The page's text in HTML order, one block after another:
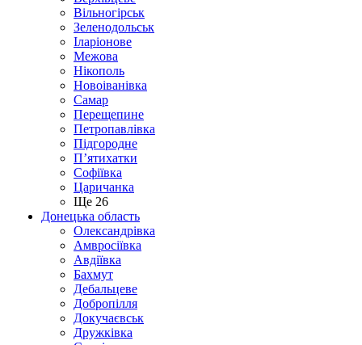
Вільногірськ
Зеленодольськ
Іларіонове
Межова
Нікополь
Новоіванівка
Самар
Перещепине
Петропавлівка
Підгородне
П’ятихатки
Софіївка
Царичанка
Ще 26
Донецька область
Олександрівка
Амвросіївка
Авдіївка
Бахмут
Дебальцеве
Добропілля
Докучаєвськ
Дружківка